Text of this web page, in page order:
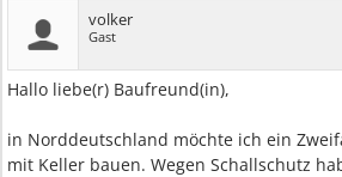
volker
Gast
Hallo liebe(r) Baufreund(in),
in Norddeutschland möchte ich ein
mit Keller bauen. Wegen Schallschutz